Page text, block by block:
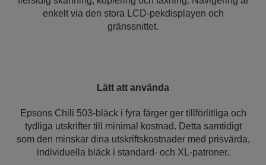
enkelt via den stora LCD-pekdisplayen och
gränssnittet.
Lätt att använda
Epsons Chili 503-bläck i fyra färger ger tillförlitliga och
tydliga utskrifter till minimal kostnad. Detta samtidigt
som den minskar dina utskriftskostnader med prisvärda,
individuella bläck i standard- och XL-patroner.